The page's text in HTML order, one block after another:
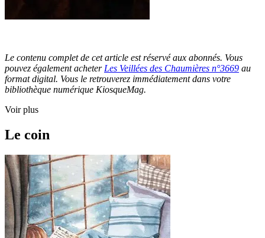
Le contenu complet de cet article est réservé aux abonnés. Vous
pouvez également acheter Les Veillées des Chaumières n°3669 au
format digital. Vous le retrouverez immédiatement dans votre
bibliothèque numérique KiosqueMag.
Voir plus
Le coin